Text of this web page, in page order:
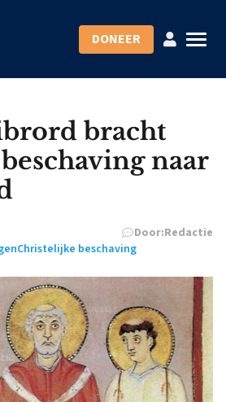
DONEER
bracht
naar
Door:Redactie
Christelijke beschaving